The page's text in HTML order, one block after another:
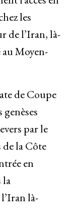
les
de l’Iran, là-
Moyen-
de Coupe
par le
la Côte
en
la
là-